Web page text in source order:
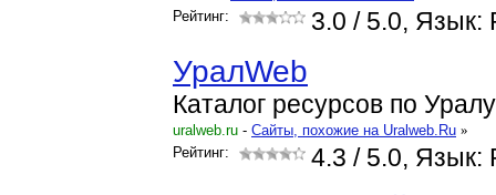
Рейтинг:
3.0 / 5.0, Язык:
УралWeb
Каталог ресурсов по
uralweb.ru - Cайты, похожие на Uralweb.Ru »
Рейтинг:
4.3 / 5.0, Язык: